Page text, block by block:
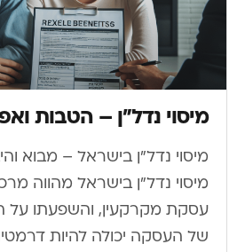
מיסוי נדל”ן – הטבות
מיסוי נדל"ן בישראל – מבוא
מיסוי נדל"ן בישראל מהווה
עסקת מקרקעין, והשפעתו על
של העסקה יכולה להיות